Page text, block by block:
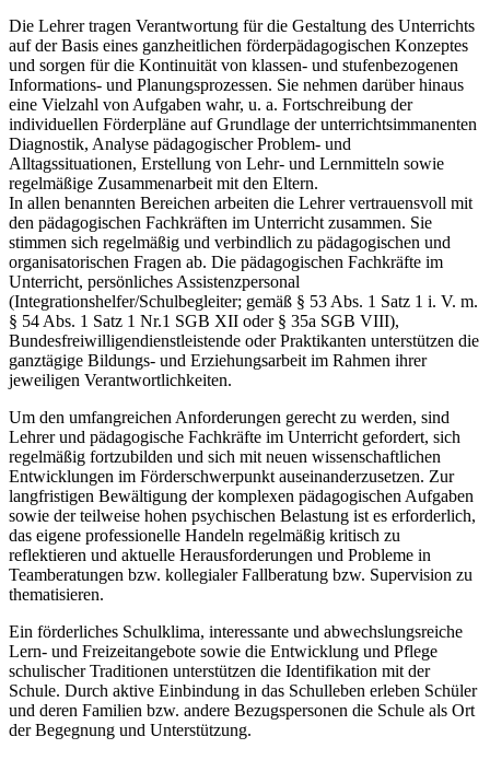
Die Lehrer tragen Verantwortung für die Gestaltung des Unterrichts
auf der Basis eines ganzheitlichen förderpädagogischen Konzeptes
und sorgen für die Kontinuität von klassen- und stufenbezogenen
Informations- und Planungsprozessen. Sie nehmen darüber hinaus
eine Vielzahl von Aufgaben wahr, u. a. Fortschreibung der
individuellen Förderpläne auf Grundlage der unterrichtsimmanenten
Diagnostik, Analyse pädagogischer Problem- und
Alltagssituationen, Erstellung von Lehr- und Lernmitteln sowie
regelmäßige Zusammenarbeit mit den Eltern.
In allen benannten Bereichen arbeiten die Lehrer vertrauensvoll mit
den pädagogischen Fachkräften im Unterricht zusammen. Sie
stimmen sich regelmäßig und verbindlich zu pädagogischen und
organisatorischen Fragen ab. Die pädagogischen Fachkräfte im
Unterricht, persönliches Assistenzpersonal
(Integrationshelfer/Schulbegleiter; gemäß § 53 Abs. 1 Satz 1 i. V. m.
§ 54 Abs. 1 Satz 1 Nr.1 SGB XII oder § 35a SGB VIII),
Bundesfreiwilligendienstleistende oder Praktikanten unterstützen die
ganztägige Bildungs- und Erziehungsarbeit im Rahmen ihrer
jeweiligen Verantwortlichkeiten.
Um den umfangreichen Anforderungen gerecht zu werden, sind
Lehrer und pädagogische Fachkräfte im Unterricht gefordert, sich
regelmäßig fortzubilden und sich mit neuen wissenschaftlichen
Entwicklungen im Förderschwerpunkt auseinanderzusetzen. Zur
langfristigen Bewältigung der komplexen pädagogischen Aufgaben
sowie der teilweise hohen psychischen Belastung ist es erforderlich,
das eigene professionelle Handeln regelmäßig kritisch zu
reflektieren und aktuelle Herausforderungen und Probleme in
Teamberatungen bzw. kollegialer Fallberatung bzw. Supervision zu
thematisieren.
Ein förderliches Schulklima, interessante und abwechslungsreiche
Lern- und Freizeitangebote sowie die Entwicklung und Pflege
schulischer Traditionen unterstützen die Identifikation mit der
Schule. Durch aktive Einbindung in das Schulleben erleben Schüler
und deren Familien bzw. andere Bezugspersonen die Schule als Ort
der Begegnung und Unterstützung.